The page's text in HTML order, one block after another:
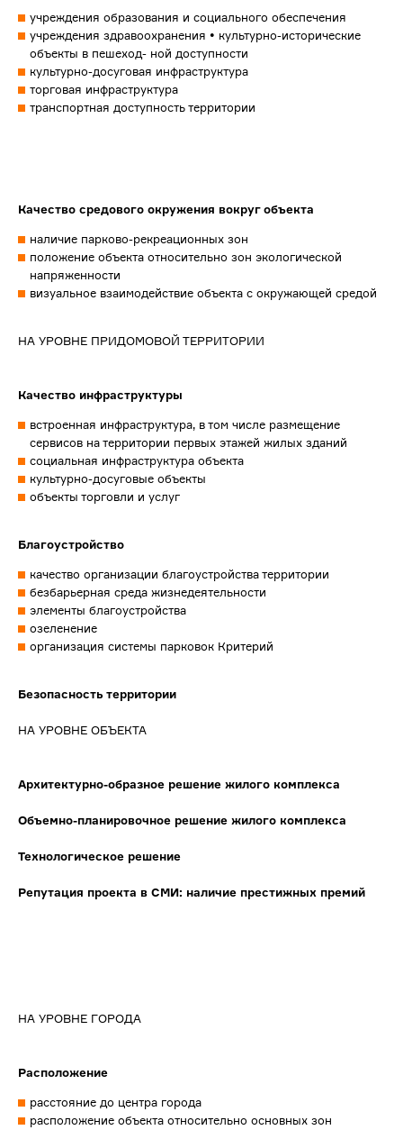
учреждения образования и социального обеспечения
учреждения здравоохранения • культурно-исторические
объекты в пешеход- ной доступности
культурно-досуговая инфраструктура
торговая инфраструктура
транспортная доступность территории
Качество средового окружения вокруг объекта
наличие парково-рекреационных зон
положение объекта относительно зон экологической
напряженности
визуальное взаимодействие объекта с окружающей средой
НА УРОВНЕ ПРИДОМОВОЙ ТЕРРИТОРИИ
Качество инфраструктуры
встроенная инфраструктура, в том числе размещение
сервисов на территории первых этажей жилых зданий
социальная инфраструктура объекта
культурно-досуговые объекты
объекты торговли и услуг
Благоустройство
качество организации благоустройства территории
безбарьерная среда жизнедеятельности
элементы благоустройства
озеленение
организация системы парковок Критерий
Безопасность территории
НА УРОВНЕ ОБЪЕКТА
Архитектурно-образное решение жилого комплекса
Объемно-планировочное решение жилого комплекса
Технологическое решение
Репутация проекта в СМИ: наличие престижных премий
НА УРОВНЕ ГОРОДА
Расположение
расстояние до центра города
расположение объекта относительно основных зон